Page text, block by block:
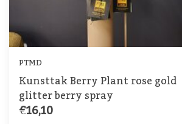
PTMD
Kunsttak Berry Plant rose gold
glitter berry spray
€16,10